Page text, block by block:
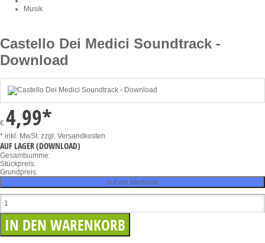
Musik
Castello Dei Medici Soundtrack -
Download
€ 4,99*
* inkl. MwSt. zzgl. Versandkosten
AUF LAGER(DOWNLOAD)
Gesamtsumme:
Stückpreis:
Grundpreis:
auf die Merkliste